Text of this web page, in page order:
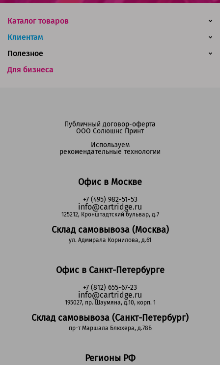
Каталог товаров
Клиентам
Для бизнеса
Полезное
Офис в Москве
+7 (495) 982-51-53
info@cartridge.ru
125212, Кронштадтский бульвар, д.7
Склад самовывоза (Москва)
ул. Адмирала Корнилова, д.61
Офис в Санкт-Петербурге
+7 (812) 655-67-23
info@cartridge.ru
195027, пр. Шаумяна, д.10, корп. 1
Склад самовывоза (Санкт-Петербург)
пр-т Маршала Блюхера, д.78Б
Регионы РФ
Публичный договор-оферта
ООО Солюшнс Принт
Используем
рекомендательные технологии